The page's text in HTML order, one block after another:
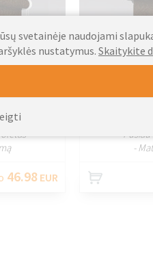
46.98EUR
-
-
svetainėje naudojami
nustatymus. Skaitykite